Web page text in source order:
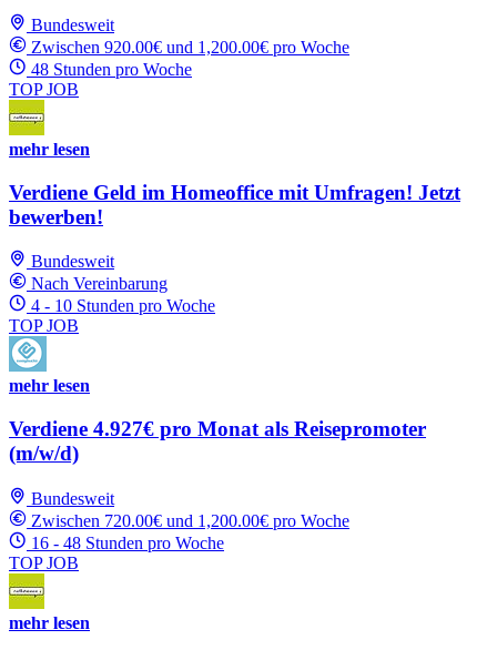
Bundesweit
Zwischen 920.00€ und 1,200.00€ pro Woche
48 Stunden pro Woche
TOP JOB
mehr lesen
Verdiene Geld im Homeoffice mit Umfragen! Jetzt
bewerben!
Bundesweit
Nach Vereinbarung
4 - 10 Stunden pro Woche
TOP JOB
mehr lesen
Verdiene 4.927€ pro Monat als Reisepromoter
(m/w/d)
Bundesweit
Zwischen 720.00€ und 1,200.00€ pro Woche
16 - 48 Stunden pro Woche
TOP JOB
mehr lesen